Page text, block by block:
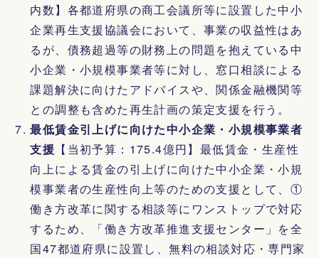
内数】各都道府県の商工会議所等に設置した中小
企業再生支援協議会において、事業の収益性はあ
るが、債務超過等の財務上の問題を抱えている中
小企業・小規模事業者等に対し、窓口相談による
課題解決に向けたアドバイスや、関係金融機関等
との調整も含めた再生計画の策定支援を行う。
最低賃金引上げに向けた中小企業・小規模事業者
支援 【当初予算：175.4億円】最低賃金・生産性
向上による賃金の引上げに向けた中小企業・小規
模事業者の生産性向上等のための支援として、①
働き方改革に関する相談等にワンストップで対応
するため、「働き方改革推進支援センター」を全
国47都道府県に設置し、無料の相談対応・専門家